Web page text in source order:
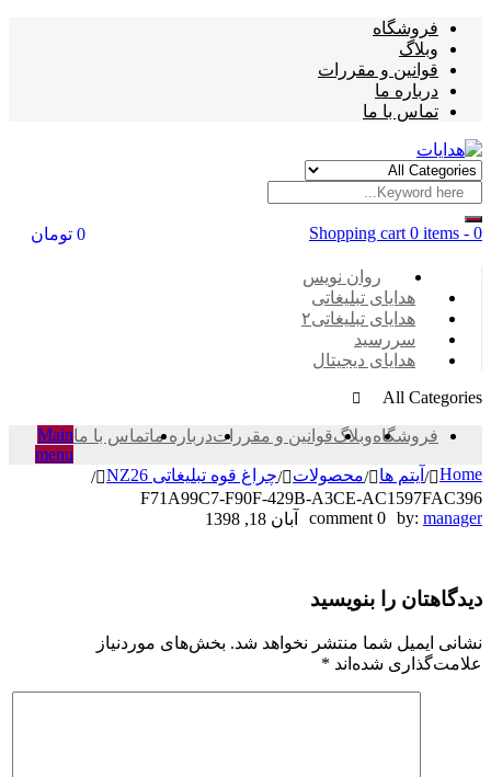
فروشگاه
وبلاگ
قوانین و مقررات
درباره ما
تماس با ما
Shopping cart 0 items -
0 تومان 0
Categories
روان نویس
هدایای تبلیغاتی
هدایای تبلیغاتی۲
سررسید
هدایای دیجیتال
All Categories
فروشگاهوبلاگقوانین و مقرراتدرباره ماتماس با ماMain
menu
Home
/ آیتم ها /محصولات /چراغ قوه تبلیغاتی NZ26
/
F71A99C7-F90F-429B-A3CE-AC1597FAC396
F71A99C7-
429B-
A3CE-
AC1597FAC396
by: manager
0 comment آبان 18, 1398
دیدگاهتان را بنویسید
نشانی ایمیل شما منتشر نخواهد شد. بخش‌های موردنیاز
علامت‌گذاری شده‌اند *